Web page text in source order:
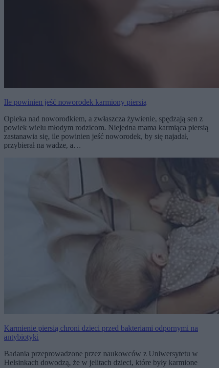
Ile powinien jeść noworodek karmiony piersią
Opieka nad noworodkiem, a zwłaszcza żywienie, spędzają sen z
powiek wielu młodym rodzicom. Niejedna mama karmiąca piersią
zastanawia się, ile powinien jeść noworodek, by się najadał,
przybierał na wadze, a…
Karmienie piersią chroni dzieci przed bakteriami odpornymi na
antybiotyki
Badania przeprowadzone przez naukowców z Uniwersytetu w
Helsinkach dowodzą, że w jelitach dzieci, które były karmione